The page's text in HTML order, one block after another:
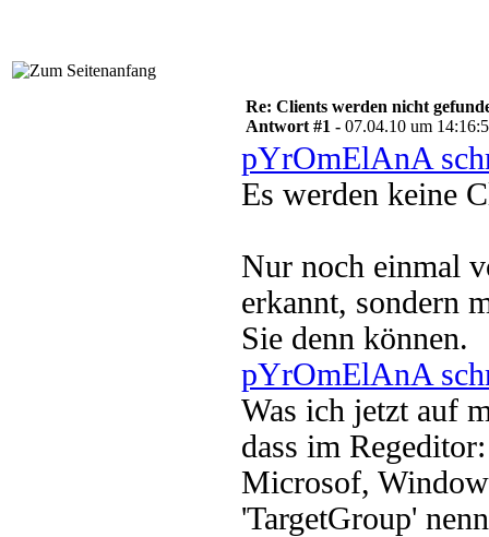
Re: Clients werden nicht
Antwort #1 - 07.04.10 um
pYrOmElAnA
Es werden keine
Nur noch einmal
erkannt, sondern
Sie denn können.
pYrOmElAnA
Was ich jetzt auf
dass im
Microsof,
'TargetGroup'